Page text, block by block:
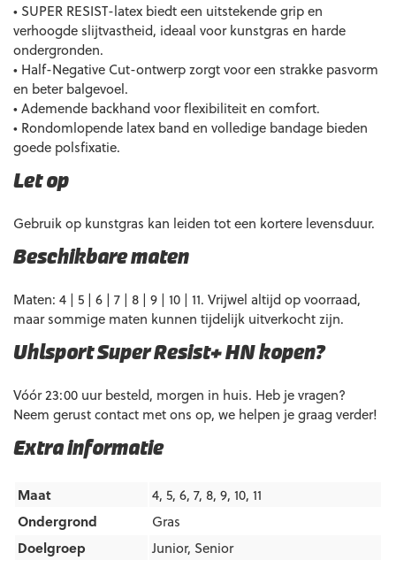
Extra informatie
Maat
4, 5, 6, 7, 8, 9, 10, 11
Ondergrond
Gras
Doelgroep
Junior, Senior
• SUPER RESIST-latex biedt een uitstekende grip en
verhoogde slijtvastheid, ideaal voor kunstgras en harde
ondergronden.
• Half-Negative Cut-ontwerp zorgt voor een strakke pasvorm
en beter balgevoel.
• Ademende backhand voor flexibiliteit en comfort.
• Rondomlopende latex band en volledige bandage bieden
goede polsfixatie.
Let op
Gebruik op kunstgras kan leiden tot een kortere levensduur.
Beschikbare maten
Maten: 4 | 5 | 6 | 7 | 8 | 9 | 10 | 11. Vrijwel altijd op voorraad,
maar sommige maten kunnen tijdelijk uitverkocht zijn.
Uhlsport Super Resist+ HN kopen?
Vóór 23:00 uur besteld, morgen in huis. Heb je vragen?
Neem gerust contact met ons op, we helpen je graag verder!